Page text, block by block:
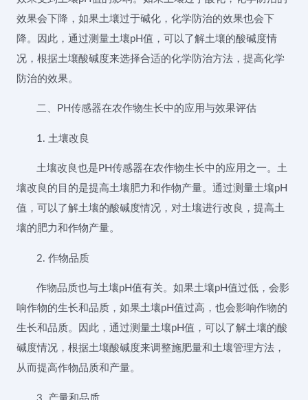
效果会下降，如果土壤过于碱化，化学防治的效果也会下
降。因此，通过测量土壤pH值，可以了解土壤的酸碱度情
况，根据土壤酸碱度来选择合适的化学防治方法，提高化学
防治的效果。
二、PH传感器在农作物生长中的应用与效果评估
1. 土壤改良
土壤改良也是PH传感器在农作物生长中的应用之一。土
壤改良的目的是提高土壤肥力和作物产量。通过测量土壤pH
值，可以了解土壤的酸碱度情况，对土壤进行改良，提高土
壤的肥力和作物产量。
2. 作物品质
作物品质也与土壤pH值有关。如果土壤pH值过低，会影
响作物的生长和品质，如果土壤pH值过高，也会影响作物的
生长和品质。因此，通过测量土壤pH值，可以了解土壤的酸
碱度情况，根据土壤酸碱度来调整施肥量和土壤管理方法，
从而提高作物品质和产量。